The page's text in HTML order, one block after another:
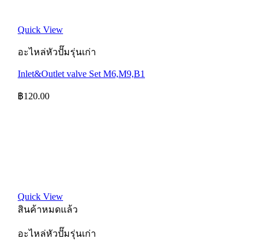
Quick View
อะไหล่หัวปั๊มรุ่นเก่า
Inlet&Outlet valve Set M6,M9,B1
฿120.00
Quick View
สินค้าหมดแล้ว
อะไหล่หัวปั๊มรุ่นเก่า